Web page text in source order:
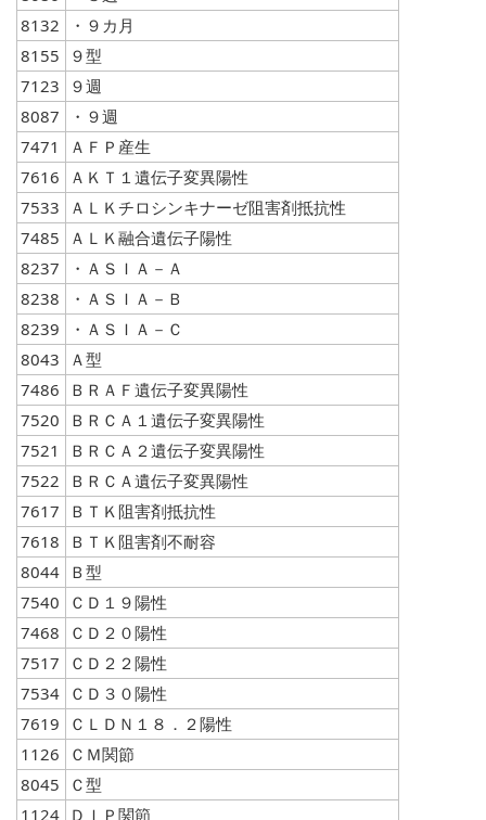
8132
・９カ月
8155
９型
7123
９週
8087
・９週
7471
ＡＦＰ産生
7616
ＡＫＴ１遺伝子変異陽性
7533
ＡＬＫチロシンキナーゼ阻害剤抵抗性
7485
ＡＬＫ融合遺伝子陽性
8237
・ＡＳＩＡ－Ａ
8238
・ＡＳＩＡ－Ｂ
8239
・ＡＳＩＡ－Ｃ
8043
Ａ型
7486
ＢＲＡＦ遺伝子変異陽性
7520
ＢＲＣＡ１遺伝子変異陽性
7521
ＢＲＣＡ２遺伝子変異陽性
7522
ＢＲＣＡ遺伝子変異陽性
7617
ＢＴＫ阻害剤抵抗性
7618
ＢＴＫ阻害剤不耐容
8044 Ｂ型
7540
ＣＤ１９陽性
7468
ＣＤ２０陽性
7517
ＣＤ２２陽性
7534 ＣＤ３０陽性
7619
ＣＬＤＮ１８．２陽性
1126
ＣＭ関節
8045
Ｃ型
1124 ＤＩＰ関節